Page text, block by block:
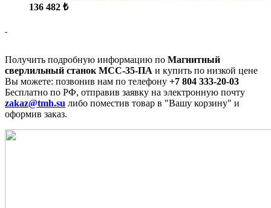
136 482 ₺
Получить подробную информацию по Магнитный
сверлильный станок МСС-35-ПА и купить по низкой цене
Вы можете: позвонив нам по телефону +7 804 333-20-03
Бесплатно по РФ, отправив заявку на электронную почту
zakaz@tmh.su либо поместив товар в "Вашу корзину" и
оформив заказ.